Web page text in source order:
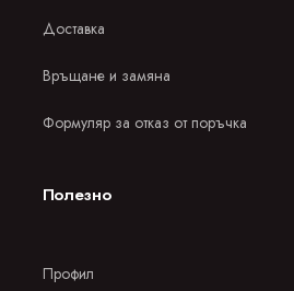
Доставка
Връщане и замяна
Формуляр за отказ от поръчка
Полезно
Профил